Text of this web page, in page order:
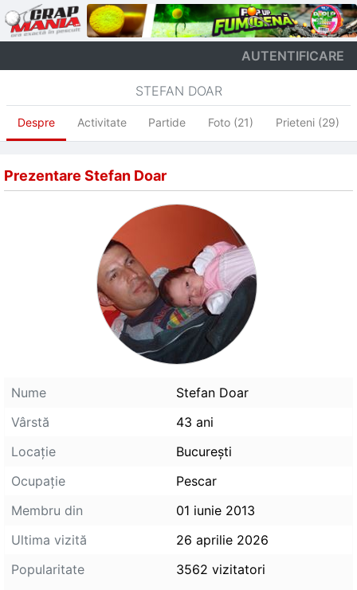
AUTENTIFICARE
STEFAN DOAR
Despre Activitate Partide Foto (21) Prieteni (29)
Prezentare Stefan Doar
Nume
Stefan Doar
Vârstă
43 ani
Locaţie
Bucureşti
Ocupaţie
Pescar
Membru din
01 iunie 2013
Ultima vizită
26 aprilie 2026
Popularitate
3562 vizitatori